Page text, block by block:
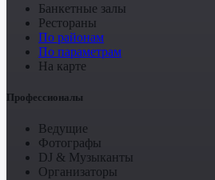
Банкетные залы
Рестораны
По районам
По параметрам
На карте
Профессионалы
Ведущие
Фотографы
DJ & Музыканты
Организаторы